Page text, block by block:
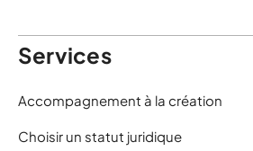
Services
Accompagnement à la création
Choisir un statut juridique